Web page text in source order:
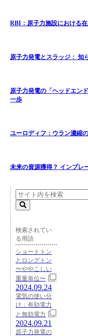
RBI：原子力施設における
原子力発電とスラッジ： 知
原子力発電の「ヘッドエン
一歩
ユーロディフ：ウラン濃縮
未来の資源獲得？ インプレ
検索されてい
る用語
ショートトン
とロングトン
〜ややこしい
重量単位〜
2024.09.24
電気の使い分
け：有効電力
と無効電力
2024.09.21
原子力発電の